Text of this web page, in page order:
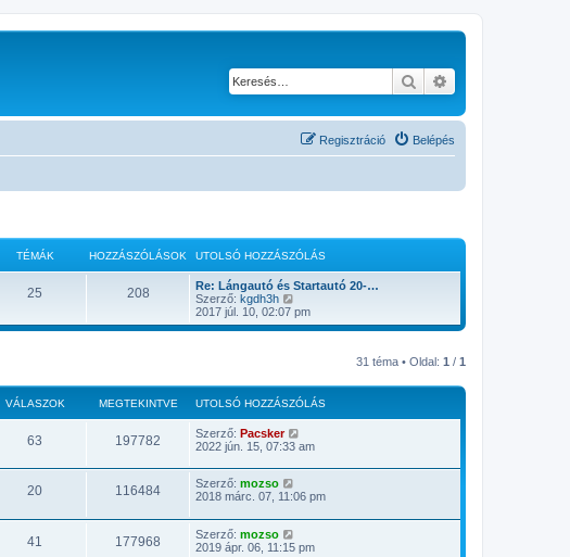
Keresés
Belépés
Regisztráció
TÉMÁK HOZZÁSZÓLÁSOK UTOLSÓ HOZZÁSZÓLÁS
25 208
Re: Lángautó és Startautó 20-…
Szerző: kgdh3h
t
o
o
z
á
s
z
ó
á
m
g
2017 júl. 10, 02:07 pm
31 téma • Oldal: 1 / 1
VÁLASZOK MEGTEKINTVE UTOLSÓ HOZZÁSZÓLÁS
63 197782 Szerző: Pacsker
2022 jún. 15, 07:33 am
20 116484 Szerző: mozso
2018 márc. 07, 11:06 pm
41 177968 Szerző: mozso
2019 ápr. 06, 11:15 pm